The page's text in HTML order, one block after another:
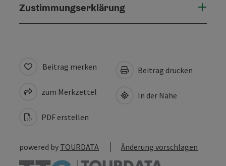
Zustimmungserklärung
Beitrag merken
zum Merkzettel
PDF erstellen
Beitrag drucken
In der Nähe
powered by TOURDATA Änderung vorschlagen